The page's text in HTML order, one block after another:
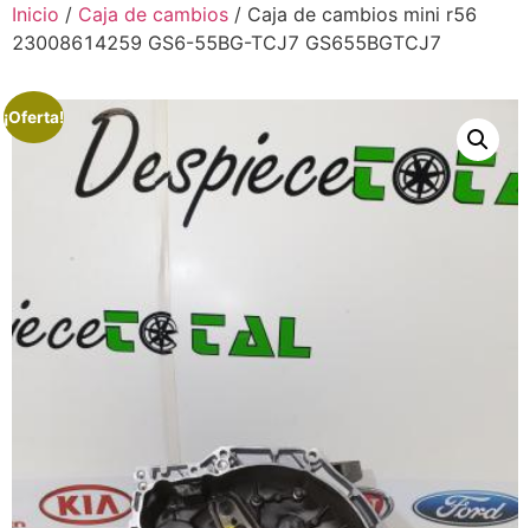
Inicio / Caja de cambios / Caja de cambios mini r56
23008614259 GS6-55BG-TCJ7 GS655BGTCJ7
¡Oferta!